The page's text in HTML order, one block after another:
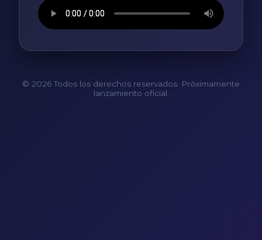
© 2026 Todos los derechos reservados. Próximamente
lanzamiento oficial.